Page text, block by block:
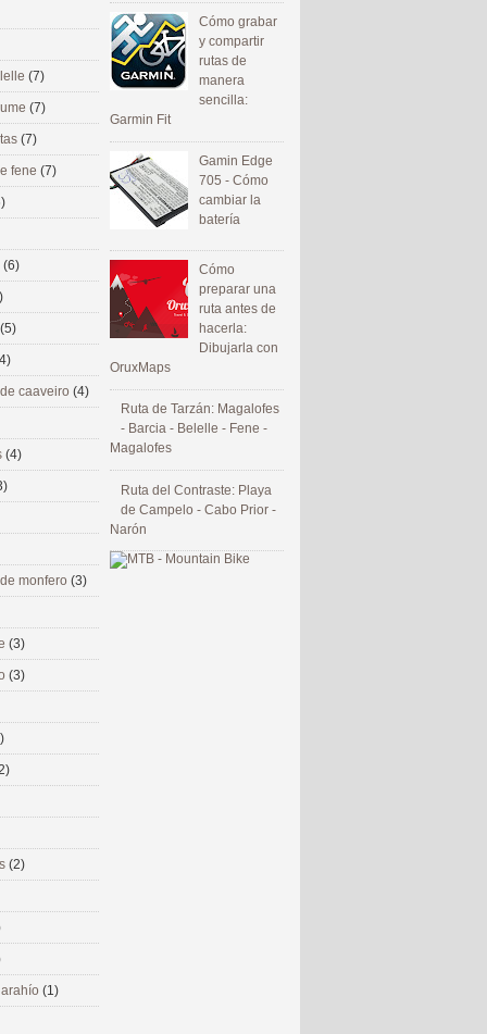
Cómo grabar
y compartir
rutas de
manera
sencilla:
Garmin Fit
Gamin Edge
705 - Cómo
cambiar la
batería
Cómo
preparar una
ruta antes de
hacerla:
Dibujarla con
OruxMaps
Ruta de Tarzán: Magalofes
- Barcia - Belelle - Fene -
Magalofes
Ruta del Contraste: Playa
de Campelo - Cabo Prior -
Narón
(7)
(7)
(7)
fene (7)
(6)
(5)
caaveiro (4)
(4)
monfero (3)
(3)
(3)
(2)
(1)